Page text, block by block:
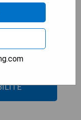
ombragées
séjours